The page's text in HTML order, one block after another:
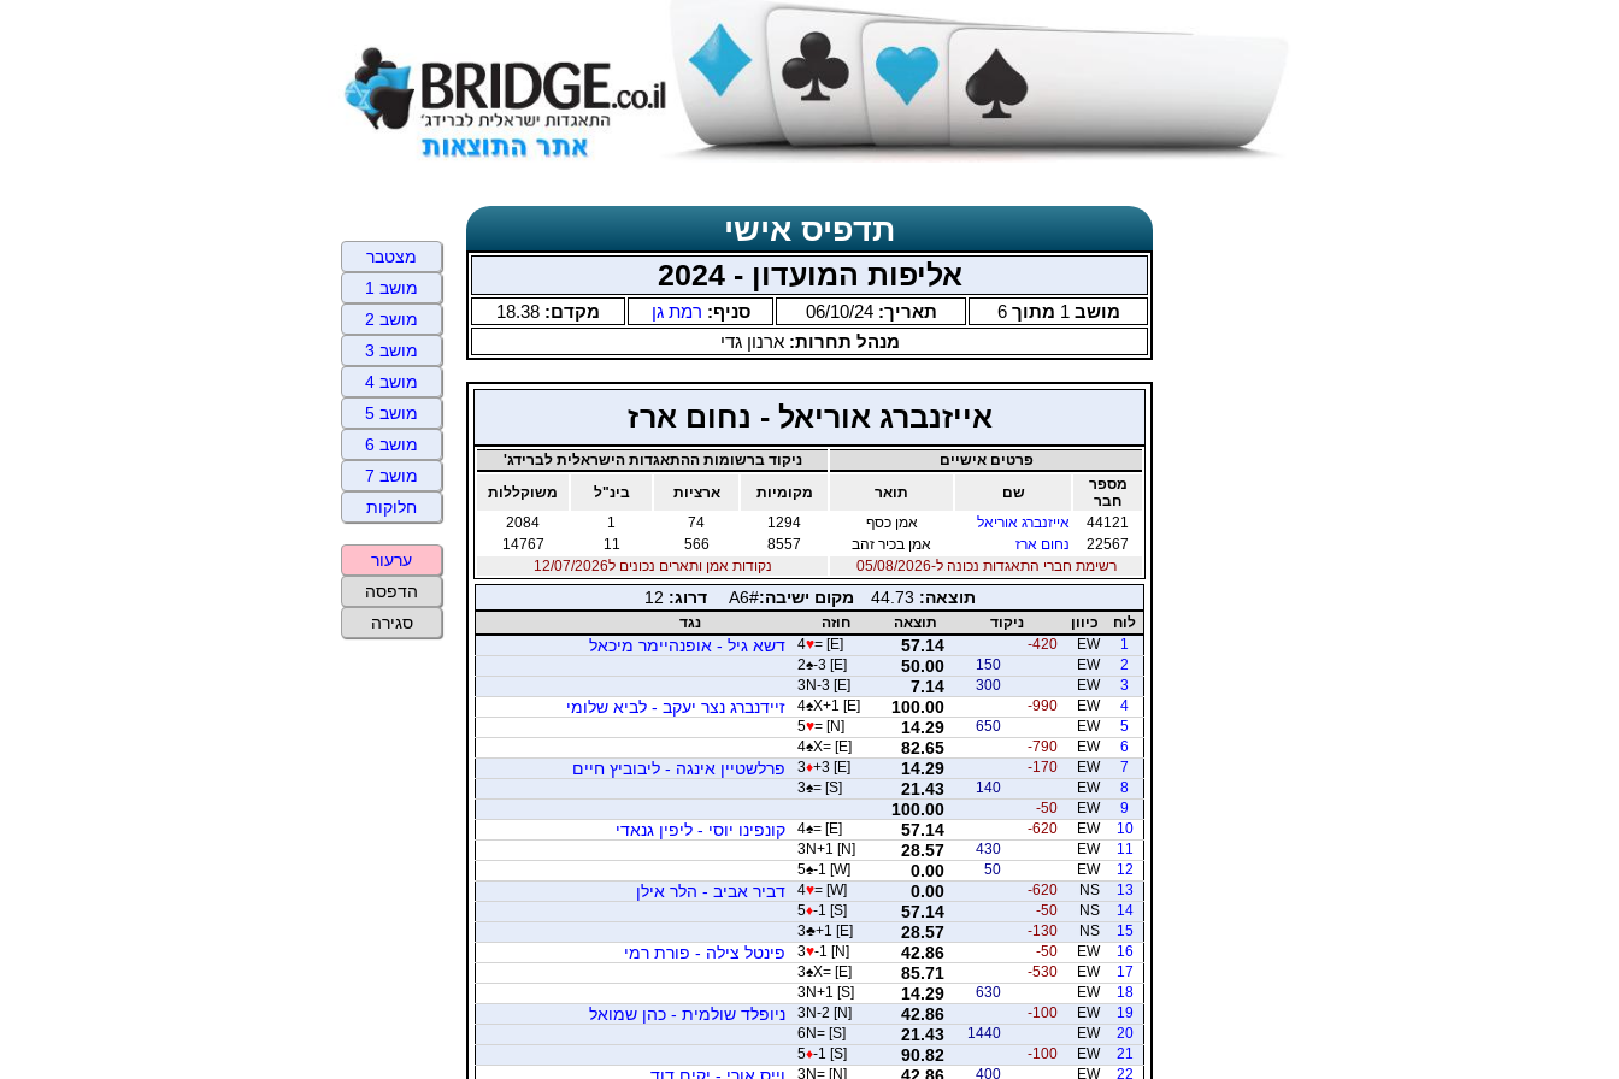
תדפיס אישי
אליפות המועדון - 2024
מושב 1 מתוך6 תאריך:06/10/24 סניף: רמת גן מקדם: 18.38
מנהל תחרות:ארנון גדי
אייזנברג אוריאל - נחום ארז
פרטים אישיים
ניקוד ברשומות ההתאגדות הישראלית לברידג'
מספר
חבר
שם תואר מקומיות ארציות בינ"ל
משוקללות
44121
אייזנברג אוריאל אמן כסף 1294
74
1
2084
22567
נחום ארז אמן בכיר זהב 8557
566
11
14767
רשימת חברי התאגדות נכונה ל-05/08/2026
נקודות אמן ותארים נכונים ל12/07/2026
תוצאה: 44.73 מקום ישיבה:A6# דרוג: 12
לוח כיוון ניקוד תוצאה חוזה
נגד
1
EW
-420
57.14
4♥= [E] דשא גיל - אופנהיימר מיכאל
2
EW
150
50.00
2♠-3 [E]
3
EW
300
7.14
3N-3 [E]
4
EW
-990
100.00
4♠X+1 [E] זיידנברג נצר יעקב - לביא שלומי
5
EW
650
14.29
5♥= [N]
6
EW
-790
82.65
4♠X= [E]
7
EW
-170
14.29
3♦+3 [E] פרלשטיין אינגה - ליבוביץ חיים
8
EW
140
21.43
3♠= [S]
9
EW
-50
100.00
10
EW
-620
57.14
4♠= [E] קונפינו יוסי - ליפין גנאדי
11
EW
430
28.57
3N+1 [N]
12
EW
50
0.00
5♠-1 [W]
13
NS
-620
0.00
4♥= [W] דביר אביב - הלר אילן
14
NS
-50
57.14
5♦-1 [S]
15
NS
-130
28.57
3♣+1 [E]
16
EW
-50
42.86
3♥-1 [N] פינטל צילה - פורת רמי
17
EW
-530
85.71
3♠X= [E]
18
EW
630
14.29
3N+1 [S]
19
EW
-100
42.86
3N-2 [N] ניופלד שולמית - כהן שמואל
20
EW
1440
21.43
6N= [S]
21
EW
-100
90.82
5♦-1 [S]
22
EW
400
42.86
3N= [N] וייס אורי - יקים דוד
מצטבר
מושב 1
מושב 2
מושב 3
מושב 4
מושב 5
מושב 6
מושב 7
חלוקות
ערעור
הדפסה
סגירה